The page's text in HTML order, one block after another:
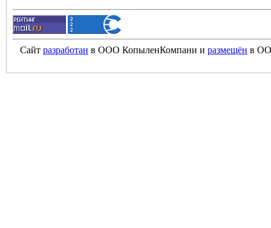
Сайт разработан в ООО КопыленКомпани и размещён в